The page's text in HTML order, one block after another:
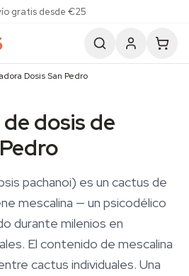
gratis desde €25
Dosis San Pedro
dosis de
pachanoi) es un cactus de
mescalina — un psicodélico
durante milenios en
El contenido de mescalina
cactus individuales. Una